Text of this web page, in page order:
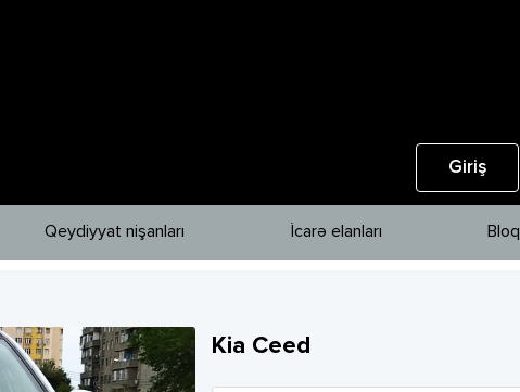
Giriş
Qeydiyyat nişanları İcarə elanları Bloq
Kia Ceed